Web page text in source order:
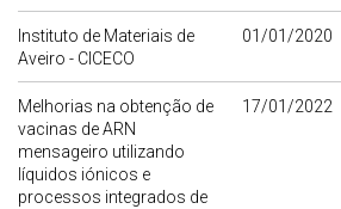
Instituto de Materiais de
Aveiro - CICECO
01/01/2020
Melhorias na obtenção de
vacinas de ARN
mensageiro utilizando
líquidos iónicos e
processos integrados de
17/01/2022